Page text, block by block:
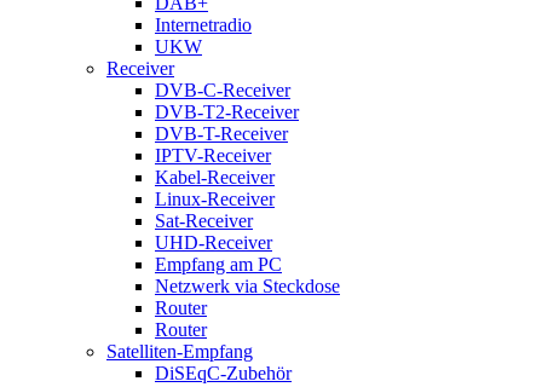
Internetradio
UKW
Receiver
DVB-C-Receiver
DVB-T2-Receiver
DVB-T-Receiver
IPTV-Receiver
Kabel-Receiver
Linux-Receiver
Sat-Receiver
UHD-Receiver
Empfang am PC
Netzwerk via Steckdose
Router
Router
Satelliten-Empfang
DiSEqC-Zubehör